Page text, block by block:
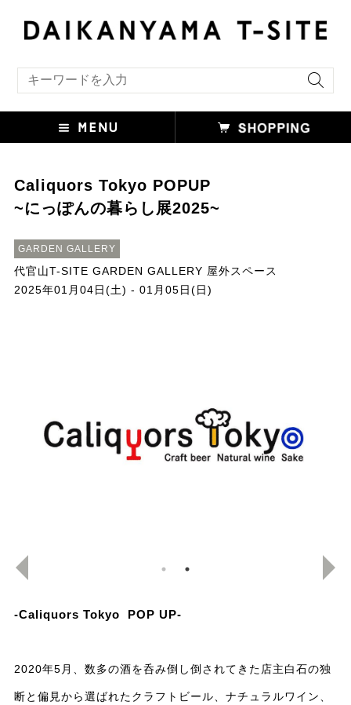
Caliquors Tokyo POPUP
~にっぽんの暮らし展2025~
GARDEN GALLERY
代官山T-SITE GARDEN GALLERY 屋外スペース
2025年01月04日(土) - 01月05日(日)
-Caliquors Tokyo POP UP-
2020年5月、数多の酒を呑み倒し倒されてきた店主白石の独
断と偏見から選ばれたクラフトビール、ナチュラルワイン、